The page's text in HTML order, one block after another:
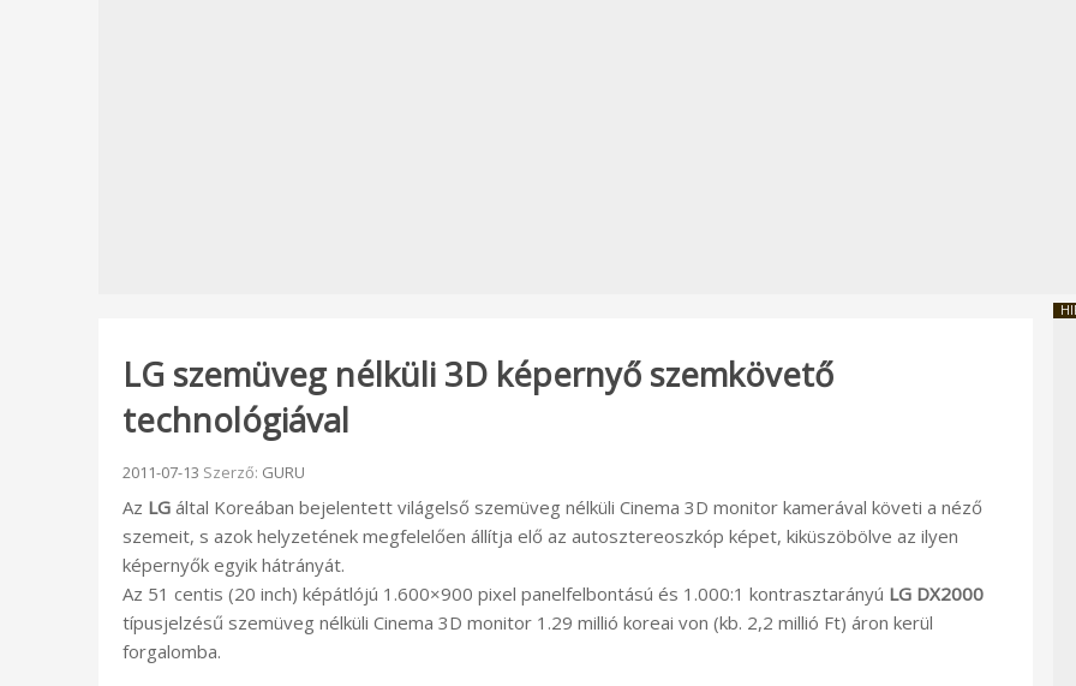
LG szemüveg nélküli 3D képernyő szemkövető
technológiával
Beküldve:
2011-07-13 Szerző: GURU
Az LG által Koreában bejelentett világelső szemüveg nélküli Cinema 3D monitor kamerával követi a néző
szemeit, s azok helyzetének megfelelően állítja elő az autosztereoszkóp képet, kiküszöbölve az ilyen
képernyők egyik hátrányát.
Az 51 centis (20 inch) képátlójú 1.600×900 pixel panelfelbontású és 1.000:1 kontrasztarányú LG DX2000
típusjelzésű szemüveg nélküli Cinema 3D monitor 1.29 millió koreai von (kb. 2,2 millió Ft) áron kerül
forgalomba.